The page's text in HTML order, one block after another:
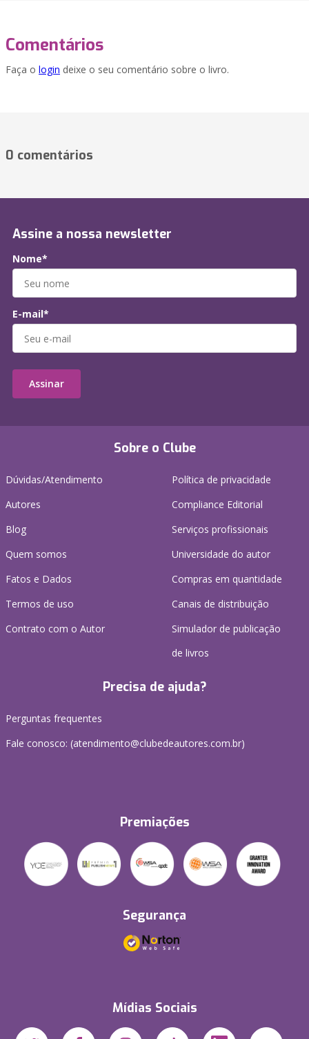
Comentários
Faça o login deixe o seu comentário sobre o livro.
0 comentários
Sobre o Clube
Dúvidas/Atendimento
Autores
Blog
Quem somos
Fatos e Dados
Termos de uso
Contrato com o Autor
Política de privacidade
Compliance Editorial
Serviços profissionais
Universidade do autor
Compras em quantidade
Canais de distribuição
Simulador de publicação
de livros
Precisa de ajuda?
Perguntas frequentes
Fale conosco: (atendimento@clubedeautores.com.br)
Premiações
Segurança
Mídias Sociais
Assine a nossa newsletter
Nome*
E-mail*
Assinar